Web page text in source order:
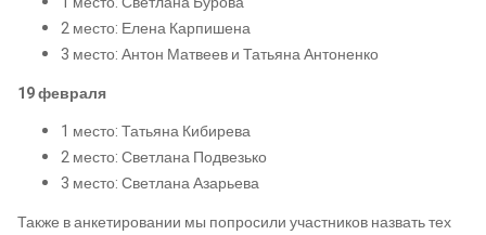
2 место: Елена Карпишена
3 место: Антон Матвеев и Татьяна Антоненко
19 февраля
1 место: Татьяна Кибирева
2 место: Светлана Подвезько
3 место: Светлана Азарьева
Также в анкетировании мы попросили участников назвать тех